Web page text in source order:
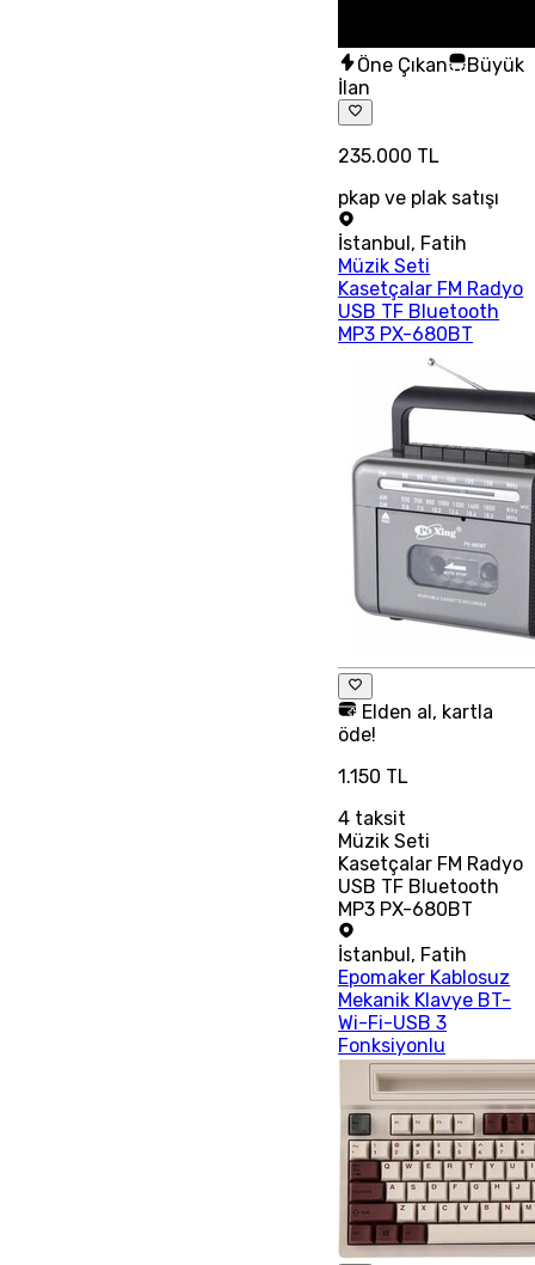
Öne Çıkan
Büyük
İlan
235.000 TL
pkap ve plak satışı
İstanbul, Fatih
Müzik Seti
Kasetçalar FM Radyo
USB TF Bluetooth
MP3 PX-680BT
Elden al, kartla
öde!
1.150 TL
4 taksit
Müzik Seti
Kasetçalar FM Radyo
USB TF Bluetooth
MP3 PX-680BT
İstanbul , Fatih
Epomaker Kablosuz
Mekanik Klavye BT-
Wi-Fi-USB 3
Fonksiyonlu